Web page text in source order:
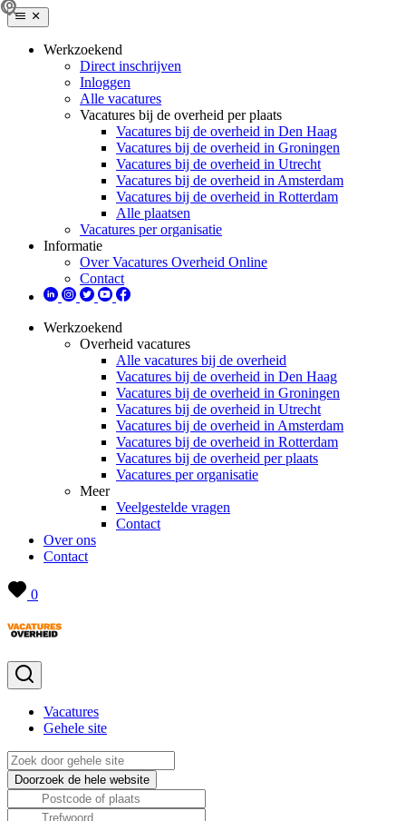
Werkzoekend
Direct inschrijven
Inloggen
Alle vacatures
Vacatures bij de overheid per plaats
Vacatures bij de overheid in Den Haag
Vacatures bij de overheid in Groningen
Vacatures bij de overheid in Utrecht
Vacatures bij de overheid in Amsterdam
Vacatures bij de overheid in Rotterdam
Alle plaatsen
Vacatures per organisatie
Informatie
Over Vacatures Overheid Online
Contact
Werkzoekend
Overheid vacatures
Alle vacatures bij de overheid
Vacatures bij de overheid in Den Haag
Vacatures bij de overheid in Groningen
Vacatures bij de overheid in Utrecht
Vacatures bij de overheid in Amsterdam
Vacatures bij de overheid in Rotterdam
Vacatures bij de overheid per plaats
Vacatures per organisatie
Meer
Veelgestelde vragen
Contact
Over ons
Contact
0
Vacatures
Gehele site